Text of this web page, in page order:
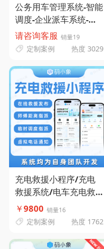
公务用车管理系统-智能
调度-企业派车系统-码
小象源码
请咨询客服 销量19
定制案例 热度 3029
充电救援小程序/充电
救援系统/电车充电救
援APP-在线救援发布-
支持城市代理-临时调度
象源码
￥9800 销量16
定制案例 热度 1762